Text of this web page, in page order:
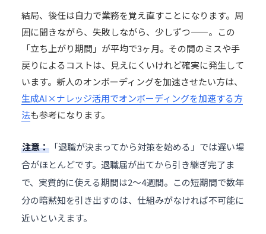
結局、後任は自力で業務を覚え直すことになります。周
囲に聞きながら、失敗しながら、少しずつ——。この
「立ち上がり期間」が平均で3ヶ月。その間のミスや手
戻りによるコストは、見えにくいけれど確実に発生して
います。新人のオンボーディングを加速させたい方は、
生成AI×ナレッジ活用でオンボーディングを加速する方
法も参考になります。
注意： 「退職が決まってから対策を始める」では遅い場
合がほとんどです。退職届が出てから引き継ぎ完了ま
で、実質的に使える期間は2〜4週間。この短期間で数年
分の暗黙知を引き出すのは、仕組みがなければ不可能に
近いといえます。